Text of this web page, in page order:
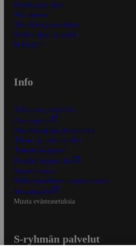
Ensitilaajan ohjeet
Näin maksat
Näin tilaat ja muokkaat
Kaikki ohjeet ja vinkit
In English
Info
S-Business yrityksille
Oiva-raportit
Osuuskauppojen yhteystiedot
Tilaus- ja toimitusehdot
Tietosuojakäytäntö
Palvelun käyttöehdot
Saavutettavuus
Mobiilisovelluksen saavutettavuus
Mainostajalle
Muuta evästeasetuksia
S-ryhmän palvelut